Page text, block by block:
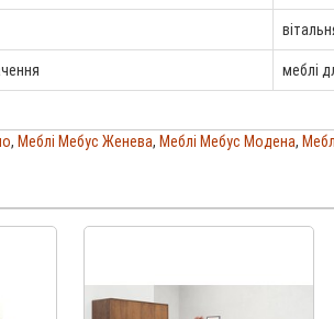
меблі
, Меблі Мебус Женева, Меблі Мебус Модена,